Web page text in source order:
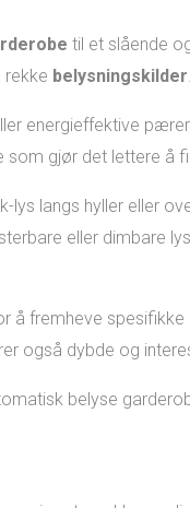
til et slående
rekke belysningskilder.
energieffektive
gjør det lettere å
langs hyller eller
eller dimbare
å fremheve spesifikke
også dybde og
belyse